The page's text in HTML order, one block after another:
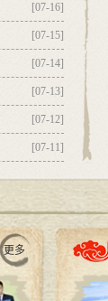
[07-16]
[07-15]
[07-14]
[07-13]
[07-12]
[07-11]
更多